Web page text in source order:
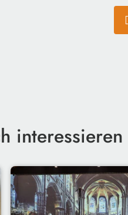
interessieren